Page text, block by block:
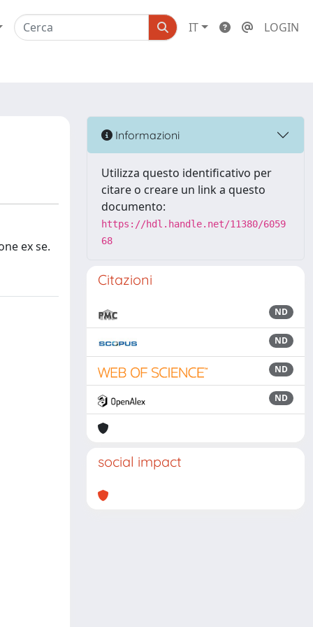
IT LOGIN
ex se.
Informazioni
Utilizza questo identificativo per
citare o creare un link a questo
documento:
https://hdl.handle.net/11380/6059
68
Citazioni
ND
ND
ND
ND
social impact